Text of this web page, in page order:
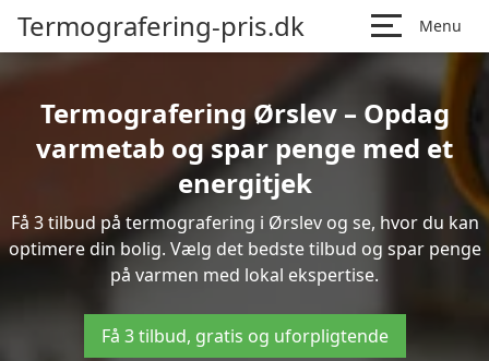
Termografering-pris.dk Menu
Termografering Ørslev – Opdag
varmetab og spar penge med et
energitjek
Få 3 tilbud på termografering i Ørslev og se, hvor du kan
optimere din bolig. Vælg det bedste tilbud og spar penge
på varmen med lokal ekspertise.
Få 3 tilbud, gratis og uforpligtende